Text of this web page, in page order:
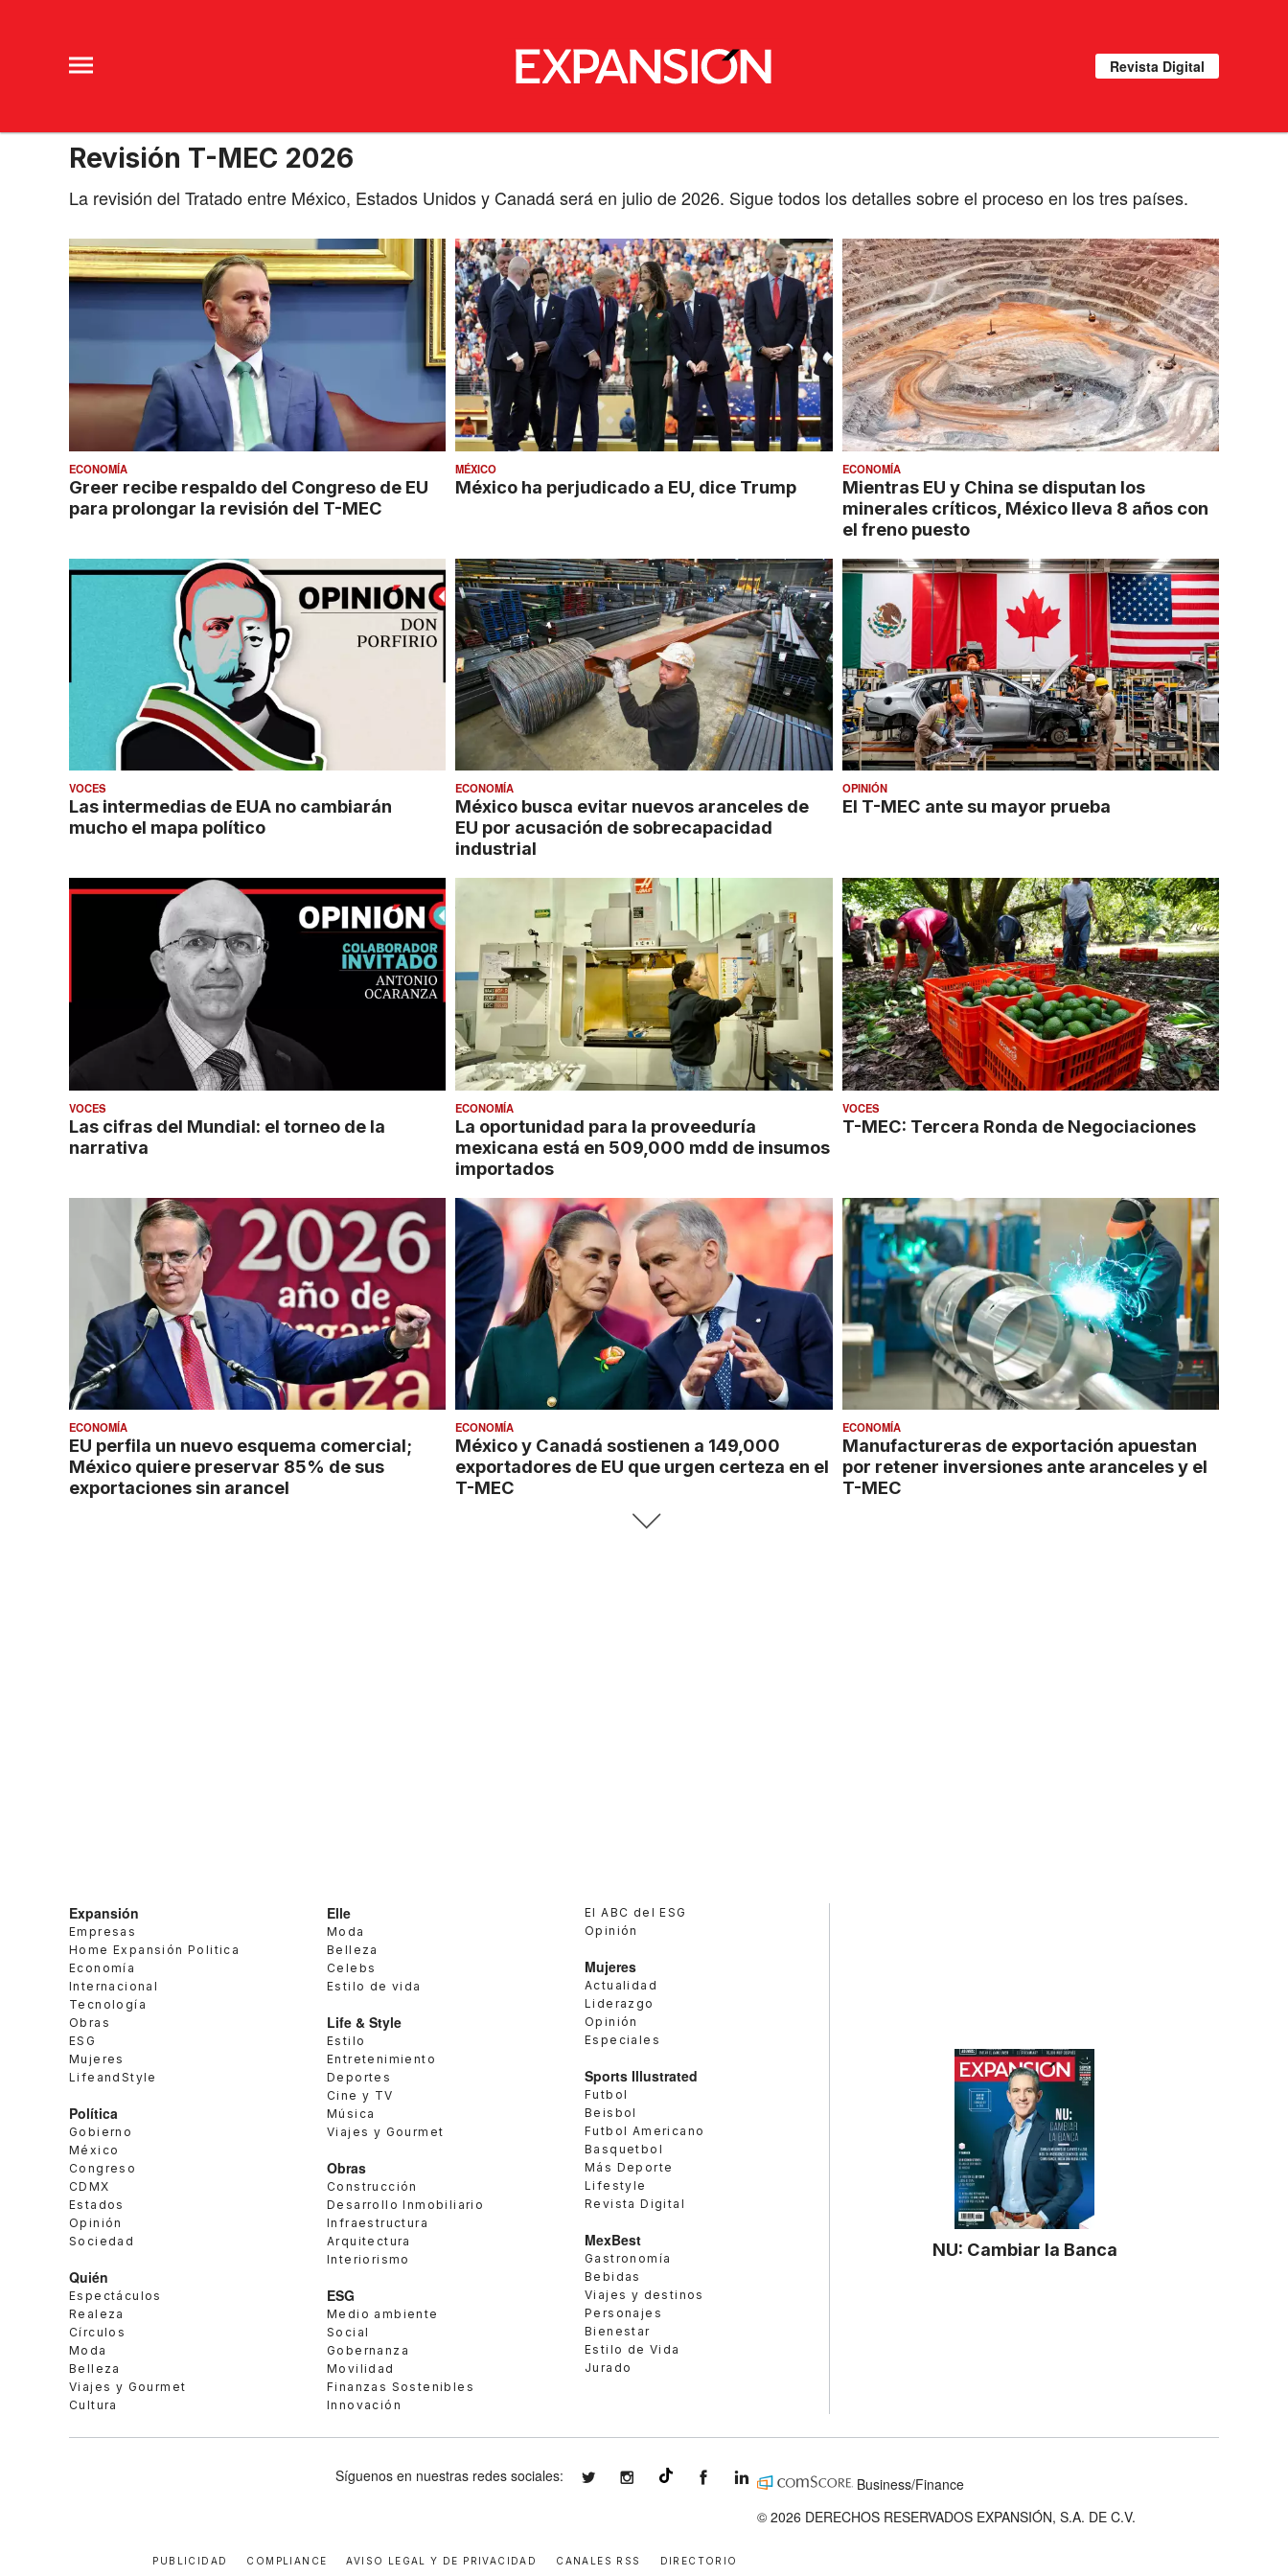
Revista Digital
Revisión T-MEC 2026
La revisión del Tratado entre México, Estados Unidos y Canadá será en julio de 2026. Sigue todos los detalles sobre el proceso en los tres países.
ECONOMÍA
Greer recibe respaldo del Congreso de EU
para prolongar la revisión del T-MEC
MÉXICO
México ha perjudicado a EU, dice Trump
ECONOMÍA
Mientras EU y China se disputan los
minerales críticos, México lleva 8 años con
el freno puesto
VOCES
Las intermedias de EUA no cambiarán
mucho el mapa político
ECONOMÍA
México busca evitar nuevos aranceles de
EU por acusación de sobrecapacidad
industrial
OPINIÓN
El T-MEC ante su mayor prueba
VOCES
Las cifras del Mundial: el torneo de la
narrativa
ECONOMÍA
La oportunidad para la proveeduría
mexicana está en 509,000 mdd de insumos
importados
VOCES
T-MEC: Tercera Ronda de Negociaciones
ECONOMÍA
EU perfila un nuevo esquema comercial;
México quiere preservar 85% de sus
exportaciones sin arancel
ECONOMÍA
México y Canadá sostienen a 149,000
exportadores de EU que urgen certeza en el
T-MEC
ECONOMÍA
Manufactureras de exportación apuestan
por retener inversiones ante aranceles y el
T-MEC
Expansión
Empresas
Home Expansión Politica
Economía
Internacional
Tecnología
Obras
ESG
Mujeres
LifeandStyle
Política
Gobierno
México
Congreso
CDMX
Estados
Opinión
Sociedad
Quién
Espectáculos
Realeza
Círculos
Moda
Belleza
Viajes y Gourmet
Cultura
Elle
Moda
Belleza
Celebs
Estilo de vida
Life & Style
Estilo
Entretenimiento
Deportes
Cine y TV
Música
Viajes y Gourmet
Obras
Construcción
Desarrollo Inmobiliario
Infraestructura
Arquitectura
Interiorismo
ESG
Medio ambiente
Social
Gobernanza
Movilidad
Finanzas Sostenibles
Innovación
El ABC del ESG
Opinión
Mujeres
Actualidad
Liderazgo
Opinión
Especiales
Sports Illustrated
Futbol
Beisbol
Futbol Americano
Basquetbol
Más Deporte
Lifestyle
Revista Digital
MexBest
Gastronomía
Bebidas
Viajes y destinos
Personajes
Bienestar
Estilo de Vida
Jurado
NU: Cambiar la Banca
PUBLICIDAD COMPLIANCE AVISO LEGAL Y DE PRIVACIDAD CANALES RSS DIRECTORIO
Síguenos en nuestras redes sociales: expansionmxexpansionmx ExpansionMex
expansion
Business/Finance
© 2026 DERECHOS RESERVADOS EXPANSIÓN, S.A. DE C.V.